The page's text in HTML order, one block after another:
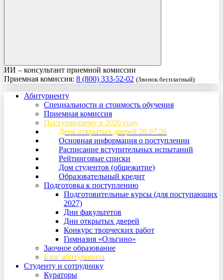
ИИ – консультант приемной комиссии
Приемная комиссия: 8 (800) 333-52-02 (Звонок бесплатный)
Абитуриенту
Специальности и стоимость обучения
Приемная комиссия
Поступающему в 2026 году
День открытых дверей 28.07.26
Основная информация о поступлении
Расписание вступительных испытаний
Рейтинговые списки
Дом студентов (общежитие)
Образовательный кредит
Подготовка к поступлению
Подготовительные курсы (для поступающих
2027)
Дни факультетов
Дни открытых дверей
Конкурс творческих работ
Гимназия «Ольгино»
Заочное образование
Блог абитуриента
Студенту и сотруднику
Кураторы